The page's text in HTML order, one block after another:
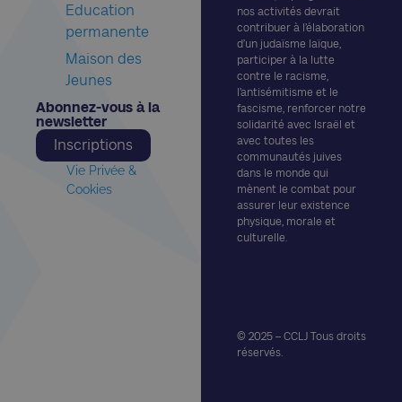
nos activités devrait
contribuer à l’élaboration
d’un judaïsme laïque,
participer à la lutte
contre le racisme,
l’antisémitisme et le
fascisme, renforcer notre
solidarité avec Israël et
avec toutes les
communautés juives
dans le monde qui
mènent le combat pour
assurer leur existence
physique, morale et
culturelle.
© 2025 – CCLJ Tous droits
réservés.
Education
permanente
Maison des
Jeunes
Abonnez-vous à la
newsletter​
Inscriptions
Vie Privée &
Cookies